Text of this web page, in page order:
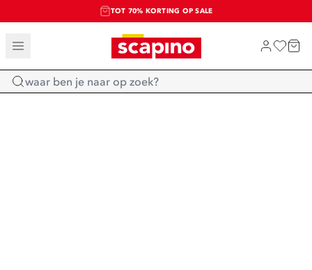
TOT 70% KORTING OP SALE
SALE: LAATSTE KANS!
SHOP NIEUW
Home